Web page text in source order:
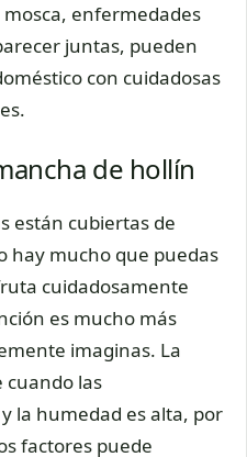
enfermedades
juntas, pueden
con cuidadosas
de hollín
están cubiertas de
hay mucho que puedas
cuidadosamente
es mucho más
imaginas. La
cuando las
la humedad es alta, por
factores puede